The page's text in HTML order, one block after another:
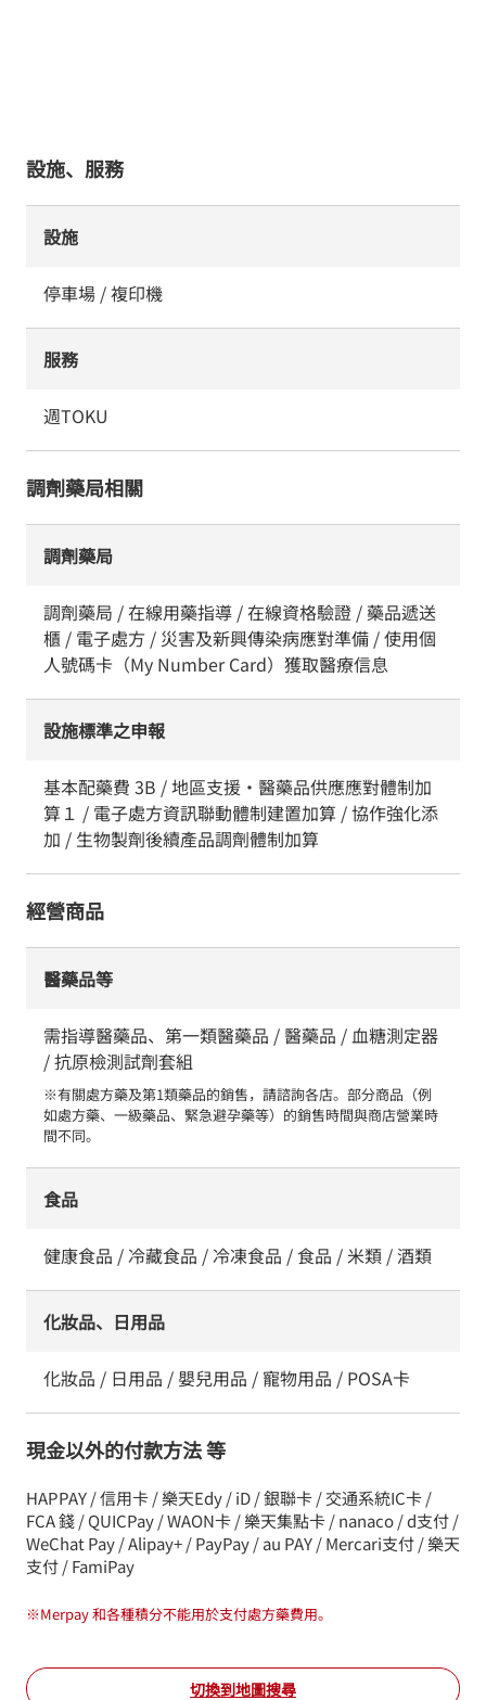
設施、服務
設施
停車場 / 複印機
服務
週TOKU
調劑藥局相關
調劑藥局
調劑藥局 / 在線用藥指導 / 在線資格驗證 / 藥品遞送
櫃 / 電子處方 / 災害及新興傳染病應對準備 / 使用個
人號碼卡（My Number Card）獲取醫療信息
設施標準之申報
基本配藥費 3B / 地區支援・醫藥品供應應對體制加
算１ / 電子處方資訊聯動體制建置加算 / 協作強化添
加 / 生物製劑後續產品調劑體制加算
經營商品
醫藥品等
需指導醫藥品、第一類醫藥品 / 醫藥品 / 血糖測定器
/ 抗原檢測試劑套組
※有關處方藥及第1類藥品的銷售，請諮詢各店。部分商品（例
如處方藥、一級藥品、緊急避孕藥等）的銷售時間與商店營業時
間不同。
食品
健康食品 / 冷藏食品 / 冷凍食品 / 食品 / 米類 / 酒類
化妝品、日用品
化妝品 / 日用品 / 嬰兒用品 / 寵物用品 / POSA卡
現金以外的付款方法 等
HAPPAY / 信用卡 / 樂天Edy / iD / 銀聯卡 / 交通系統IC卡 /
FCA 錢 / QUICPay / WAON卡 / 樂天集點卡 / nanaco / d支付 /
WeChat Pay / Alipay+ / PayPay / au PAY / Mercari支付 / 樂天
支付 / FamiPay
※Merpay 和各種積分不能用於支付處方藥費用。
切換到地圖搜尋